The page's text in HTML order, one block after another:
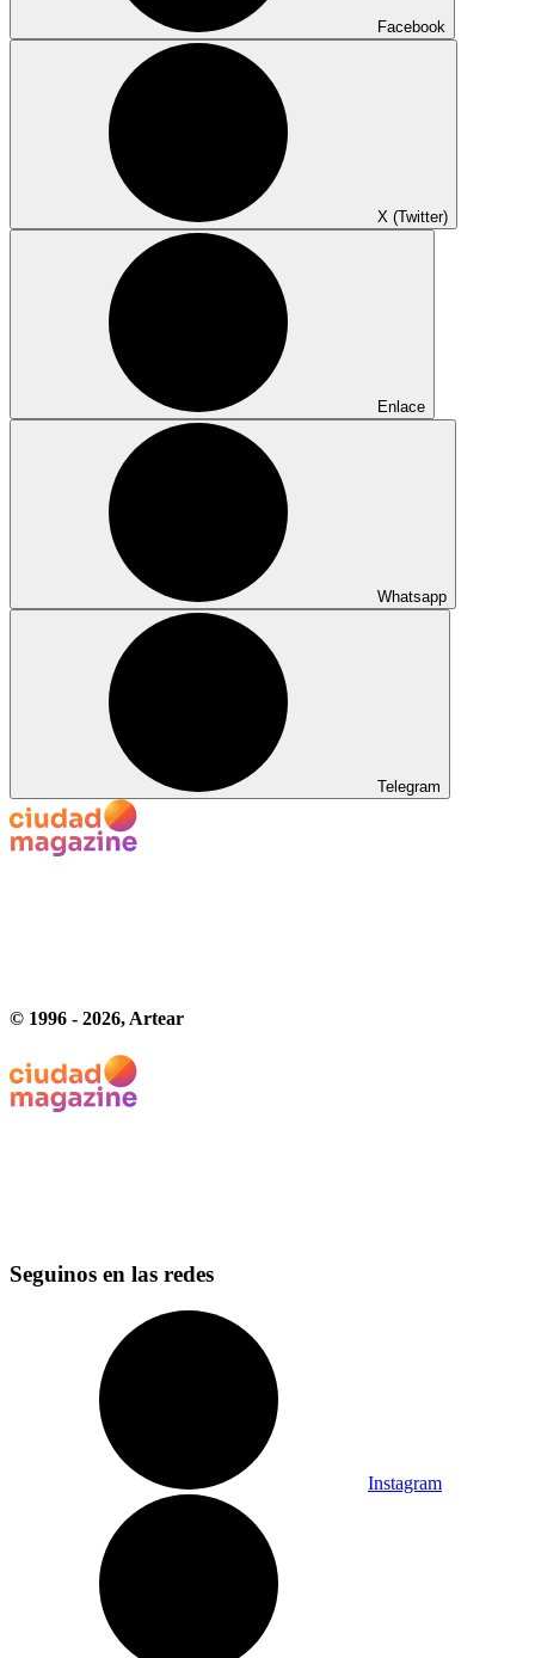
Facebook
X (Twitter)
Enlace
Whatsapp
Telegram
© 1996 - 2026, Artear
Seguinos en las redes
Instagram